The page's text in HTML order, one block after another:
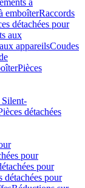
à
emboîterRaccords
détachées pour
aux
appareilsCoudes
Pièces
détachées
pour
pour
détachées pour